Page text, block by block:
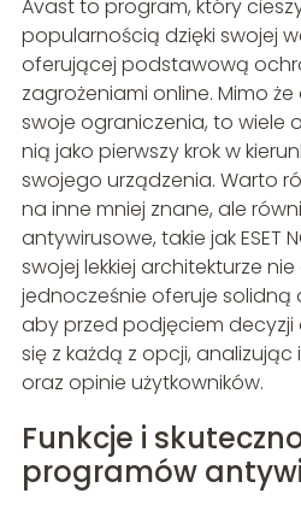
Avast to program, który
popularnością dzięki swojej
oferującej podstawową
zagrożeniami online. Mimo
swoje ograniczenia, to wiele
nią jako pierwszy krok w
swojego urządzenia. Warto
na inne mniej znane, ale
antywirusowe, takie jak ESET
swojej lekkiej architekturze
jednocześnie oferuje solidną
aby przed podjęciem decyzji
się z każdą z opcji,
oraz opinie użytkowników.
Funkcje i
programów